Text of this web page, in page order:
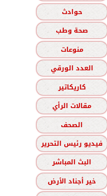
حوادث
صحة وطب
منوعات
العدد الورقي
كاريكاتير
مقالات الرأي
الصحف
فيديو رئيس التحرير
البث المباشر
خير أجناد الأرض